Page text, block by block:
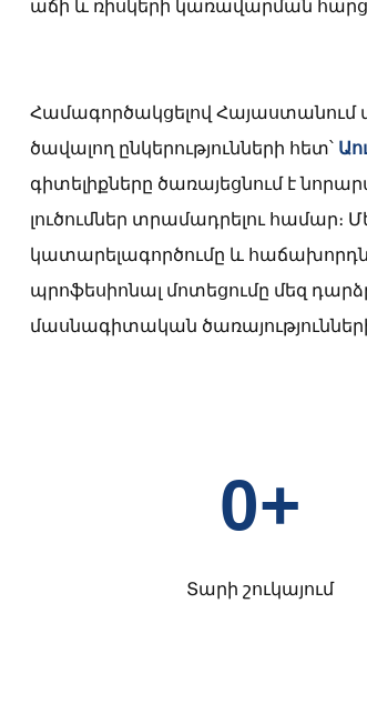
աճի և ռիսկերի կառավարման
Համագործակցելով Հայաստանում
ծավալող ընկերությունների հետ՝
գիտելիքները ծառայեցնում է
լուծումներ տրամադրելու համար։
կատարելագործումը և
պրոֆեսիոնալ մոտեցումը մեզ
մասնագիտական ծառայությունների
0+
Տարի շուկայում